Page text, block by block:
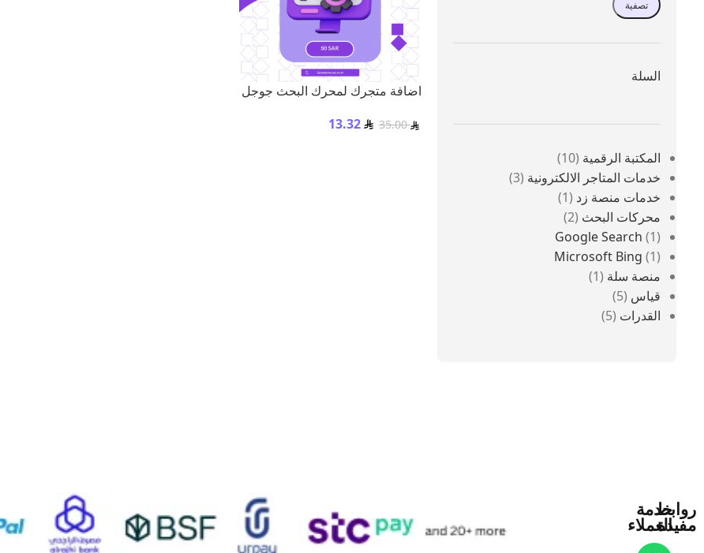
تصفية
السلة
المكتبة الرقمية 10
خدمات المتاجر الالكترونية 3
خدمات منصة زد 1
محركات البحث 2
Google Search 1
Microsoft Bing 1
منصة سلة 1
قياس 5
القدرات 5
اضافة متجرك لمحرك البحث جوجل
35.00
13.32
روابط
مفيدة
خدمة
العملاء